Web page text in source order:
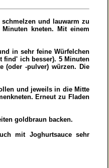
und lauwarm zu
kneten. Mit einem
in sehr feine Würfelchen
find' ich besser). 5 Minuten
(oder -pulver) würzen. Die
und jeweils in die Mitte
Erneut zu Fladen
goldbraun backen.
mit Joghurtsauce sehr